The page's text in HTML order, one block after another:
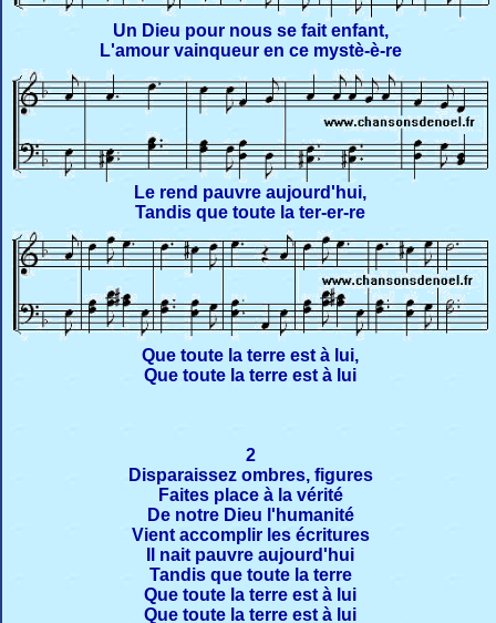
Un Dieu pour nous se fait enfant,
L'amour vainqueur en ce mystè-è-re
Le rend pauvre aujourd'hui,
Tandis que toute la ter-er-re
Que toute la terre est à lui,
Que toute la terre est à lui
2
Disparaissez ombres, figures
Faites place à la vérité
De notre Dieu l'humanité
Vient accomplir les écritures
Il nait pauvre aujourd'hui
Tandis que toute la terre
Que toute la terre est à lui
Que toute la terre est à lui